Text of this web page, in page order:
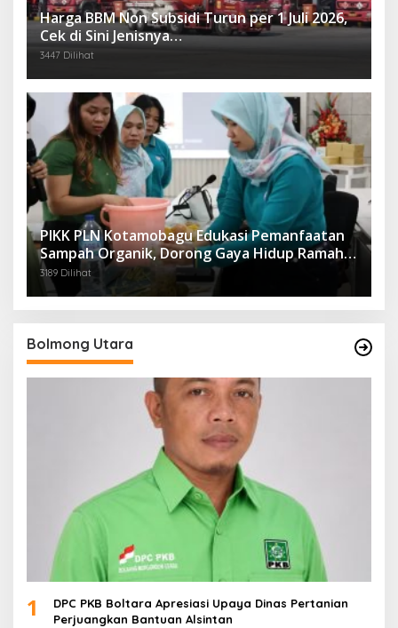
Harga BBM Non Subsidi Turun per 1 Juli 2026,
Cek di Sini Jenisnya…
3447 Dilihat
PIKK PLN Kotamobagu Edukasi Pemanfaatan
Sampah Organik, Dorong Gaya Hidup Ramah
Lingkungan
3189 Dilihat
Bolmong Utara
1
DPC PKB Boltara Apresiasi Upaya Dinas Pertanian
Perjuangkan Bantuan Alsintan